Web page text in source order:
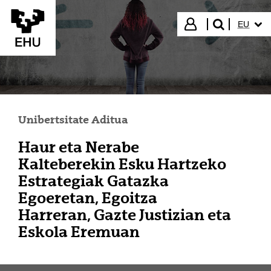
Eduki nagusira joan
Hasi saioa
bilatu"
EU
Unibertsitate Aditua
Haur eta Nerabe
Kalteberekin Esku Hartzeko
Estrategiak Gatazka
Egoeretan, Egoitza
Harreran, Gazte Justizian eta
Eskola Eremuan